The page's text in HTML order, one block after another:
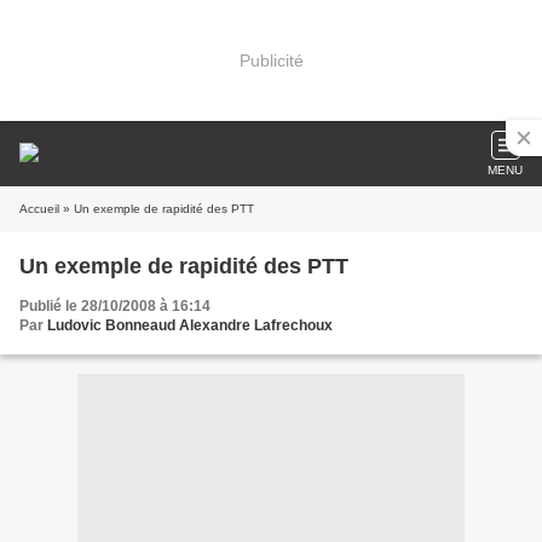
Publicité
MENU
Accueil » Un exemple de rapidité des PTT
Un exemple de rapidité des PTT
Publié le 28/10/2008 à 16:14
Par Ludovic Bonneaud Alexandre Lafrechoux